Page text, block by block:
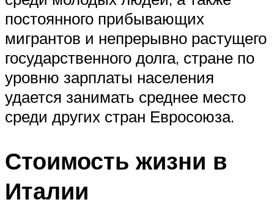
постоянного прибывающих
мигрантов и непрерывно растущего
государственного долга, стране по
уровню зарплаты населения
удается занимать среднее место
среди других стран Евросоюза.
Стоимость жизни в
Италии